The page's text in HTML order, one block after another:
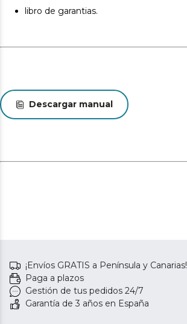
la calidad ni a la utilidad del artículo.
libro de garantias.
Descargar manual
¡Envíos GRATIS a Península y Canarias!
Paga a plazos
Gestión de tus pedidos 24/7
Garantía de 3 años en España